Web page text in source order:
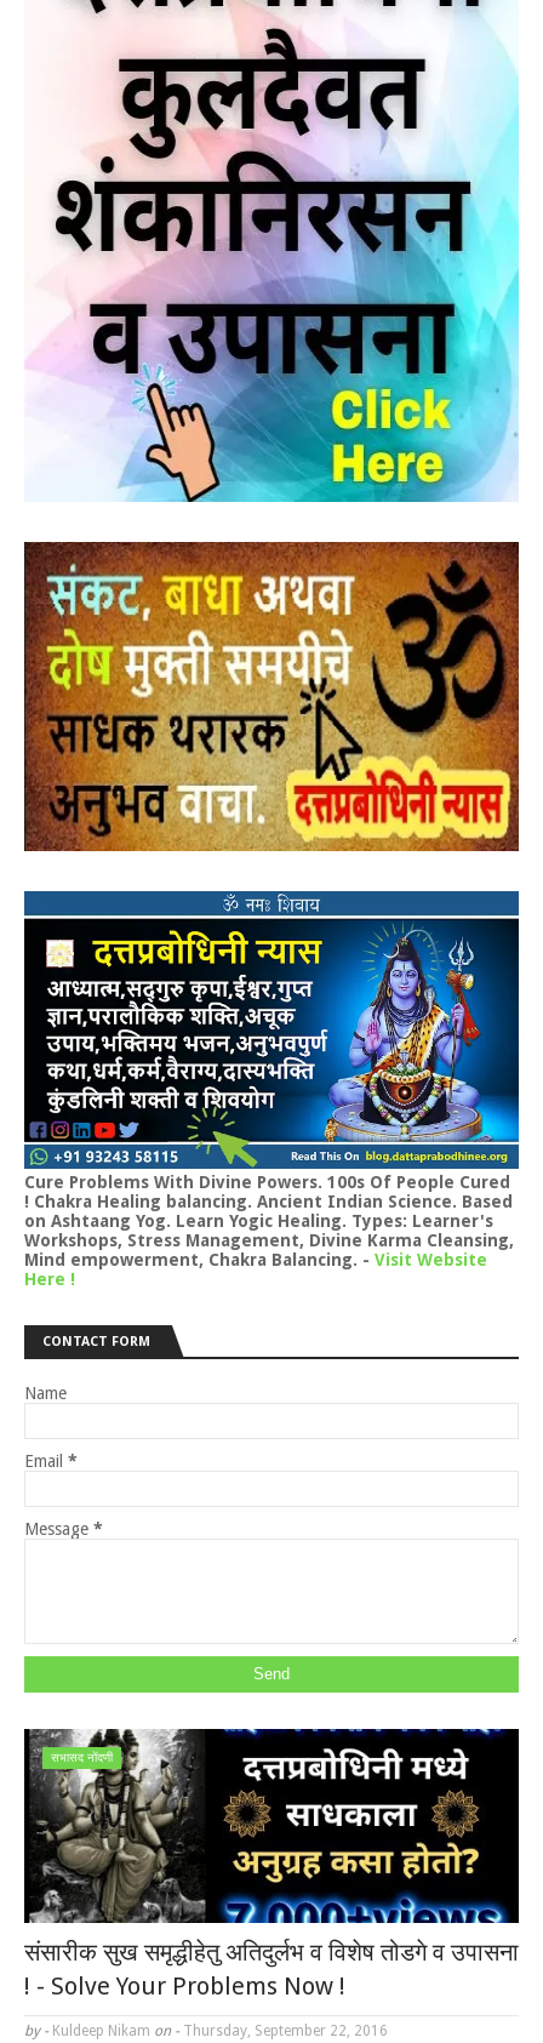
Cure Problems With Divine Powers. 100s Of People Cured
! Chakra Healing balancing. Ancient Indian Science. Based
on Ashtaang Yog. Learn Yogic Healing. Types: Learner's
Workshops, Stress Management, Divine Karma Cleansing,
Mind empowerment, Chakra Balancing. - Visit Website
Here !
CONTACT FORM
Name
Email *
Message *
सभासद नोंदणी
संसारीक सुख समृद्धीहेतु अतिदुर्लभ व विशेष तोडगे व उपासना
! - Solve Your Problems Now !
by - Kuldeep Nikam on - Thursday, September 22, 2016